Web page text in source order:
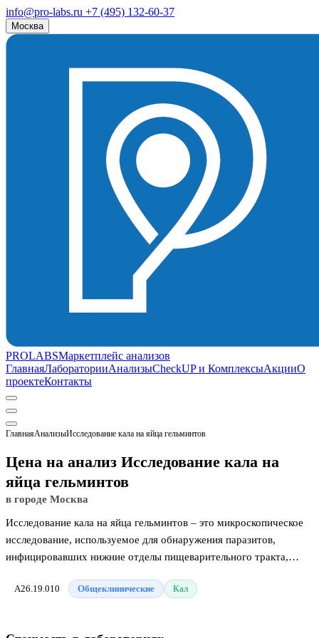
info@pro-labs.ru +7 (495) 132-60-37
Москва
PROLABSМаркетплейс анализов
ГлавнаяЛабораторииАнализыCheckUP и КомплексыАкцииО
проектеКонтакты
ГлавнаяАнализыИcследование кала на яйца гельминтов
Цена на анализ Иcследование кала на
яйца гельминтов
в городе Москва
Иcследование кала на яйца гельминтов – это микроскопическое
исследование, используемое для обнаружения паразитов,
инфицировавших нижние отделы пищеварительного тракта,
через пищу. Яйца и паразиты выделяются со стулом
A26.19.010 Общеклинические Кал